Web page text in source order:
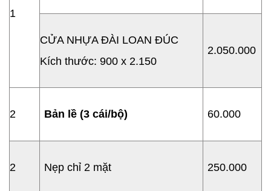
1
CỬA NHỰA ĐÀI LOAN ĐÚC
Kích thước: 900 x 2.150
2.050.000
2 Bản lề (3 cái/bộ) 60.000
2 Nẹp chỉ 2 mặt 250.000